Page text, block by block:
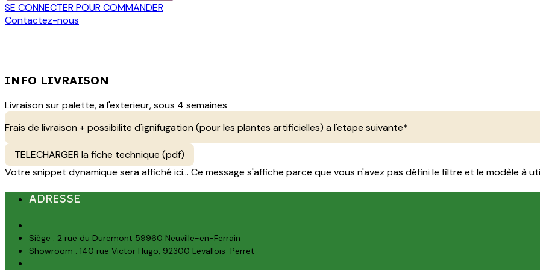
SE CONNECTER POUR COMMANDER
Contactez-nous
INFO LIVRAISON
Livraison sur palette, a l'exterieur, sous 4 semaines
Frais de livraison + possibilite d'ignifugation (pour les plantes artificielles) a l'etape suivante*
TELECHARGER la fiche technique (pdf)
Votre snippet dynamique sera affiché ici... Ce message s'affiche parce que vous n'avez pas défini le filtre et le modèle à
ADRESSE
Siège : 2 rue du Duremont 59960 Neuville-en-Ferrain
Showroom : 140 rue Victor Hugo, 92300 Levallois-Perret